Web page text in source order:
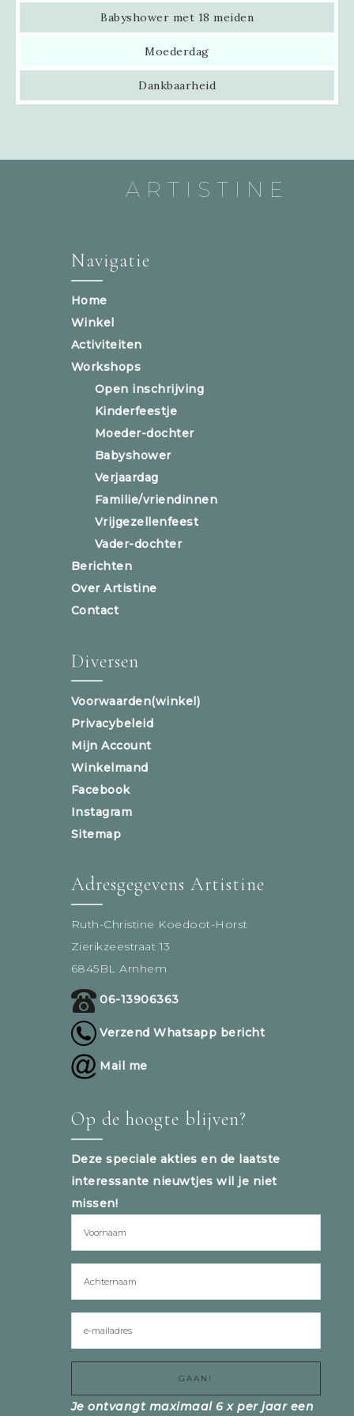
Babyshower met 18 meiden
Moederdag
Dankbaarheid
ARTISTINE
Navigatie
Home
Winkel
Activiteiten
Workshops
Open inschrijving
Kinderfeestje
Moeder-dochter
Babyshower
Verjaardag
Familie/vriendinnen
Vrijgezellenfeest
Vader-dochter
Berichten
Over Artistine
Contact
Diversen
Voorwaarden(winkel)
Privacybeleid
Mijn Account
Winkelmand
Facebook
Instagram
Sitemap
Adresgegevens Artistine
Ruth-Christine Koedoot-Horst
Zierikzeestraat 13
6845BL Arnhem
06-13906363
Verzend Whatsapp bericht
Mail me
Op de hoogte blijven?
Deze speciale akties en de laatste
interessante nieuwtjes wil je niet
missen!
Je ontvangt maximaal 6 x per jaar een